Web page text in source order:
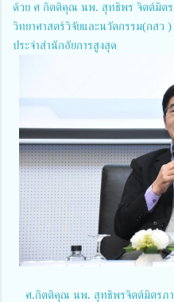
ด้วย ศ กิตติคุณ นพ. สุทธิพร จิตต์มิตร
วิทยาศาสตร์วิจัยและนวัตกรรม(กสว
ประจำสำนักอัยการสูงสุด
ศ.กิตติคุณ นพ. สุทธิพรจิตต์มิตรภา